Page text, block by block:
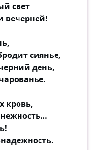
свет
вечерней!
сиянье, —
день,
кровь,
нежность…